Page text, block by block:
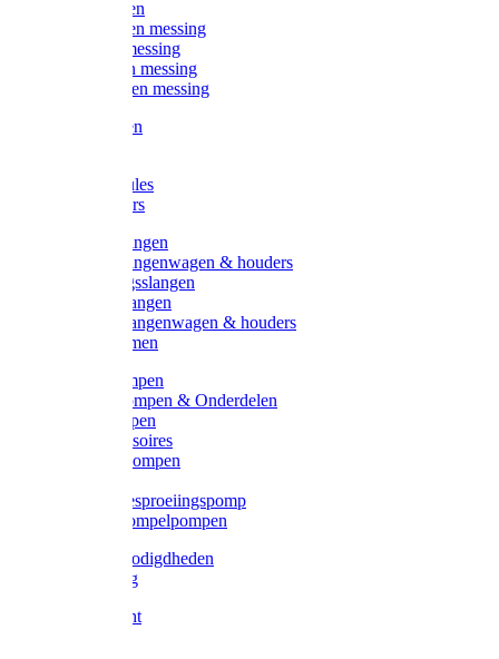
Kogelkranen
Koppelingen messing
Sproeiers messing
Tuinspuiten messing
Slangstukken messing
Handspuiten
Kunststoftules
Regenmeters
Overige slangen
Overige slangenwagen & houders
Beregeningsslangen
Gardena slangen
Gardena slangenwagen & houders
Slangklemmen
Leader pompen
Zwengelpompen & Onderdelen
Ebara pompen
Pompaccessoires
Excellent pompen
Gardena besproeiingspomp
Gardena dompelpompen
Tyleen benodigdheden
Tyleenslang
Lange bocht